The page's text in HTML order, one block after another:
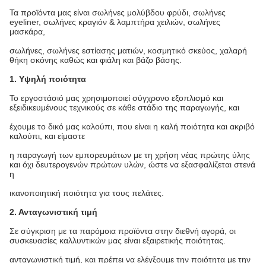
Τα προϊόντα μας είναι σωλήνες μολύβδου φρύδι, σωλήνες
eyeliner, σωλήνες κραγιόν & λαμπτήρα χειλιών, σωλήνες
μασκάρα,
σωλήνες, σωλήνες εστίασης ματιών, κοσμητικό σκεύος, χαλαρή
θήκη σκόνης καθώς και φιάλη και βάζο βάσης.
1. Υψηλή ποιότητα
Το εργοστάσιό μας χρησιμοποιεί σύγχρονο εξοπλισμό και
εξειδικευμένους τεχνικούς σε κάθε στάδιο της παραγωγής, και
έχουμε το δικό μας καλούπι, που είναι η καλή ποιότητα και ακριβό
καλούπι, και είμαστε
η παραγωγή των εμπορευμάτων με τη χρήση νέας πρώτης ύλης
και όχι δευτερογενών πρώτων υλών, ώστε να εξασφαλίζεται στενά
η
ικανοποιητική ποιότητα για τους πελάτες.
2. Ανταγωνιστική τιμή
Σε σύγκριση με τα παρόμοια προϊόντα στην διεθνή αγορά, οι
συσκευασίες καλλυντικών μας είναι εξαιρετικής ποιότητας.
ανταγωνιστική τιμή, και πρέπει να ελέγξουμε την ποιότητα με την